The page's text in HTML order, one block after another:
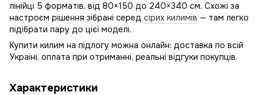
лінійці 5 форматів, від 80×150 до 240×340 см. Схожі за
настроєм рішення зібрані серед сірих килимів — там легко
підібрати пару до цієї моделі.
Купити килим на підлогу можна онлайн: доставка по всій
Україні, оплата при отриманні, реальні відгуки покупців.
Характеристики